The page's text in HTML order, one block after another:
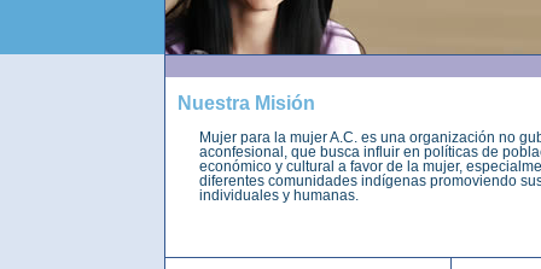
Nuestra Misión
Mujer para la mujer A.C. es una organización no
aconfesional, que busca influir en políticas de
económico y cultural a favor de la mujer,
diferentes comunidades indígenas promoviendo
individuales y humanas.